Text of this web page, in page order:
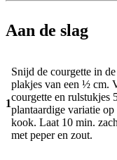
Aan de slag
1
Snijd de courgette in
plakjes van een ½ cm.
courgette en rulstukjes
plantaardige variatie
kook. Laat 10 min.
met peper en zout.